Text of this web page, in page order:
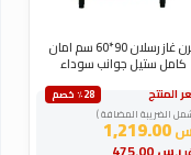
فرن غاز رسلان 90*60 سم امان
كامل ستيل جوانب سوداء
المنتج
٪28 خصم
الضريبة المضافة )1,219.00